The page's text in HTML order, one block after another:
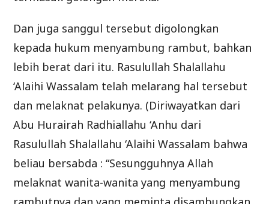
Dan juga sanggul tersebut digolongkan
kepada hukum menyambung rambut, bahkan
lebih berat dari itu. Rasulullah Shalallahu
‘Alaihi Wassalam telah melarang hal tersebut
dan melaknat pelakunya. (Diriwayatkan dari
Abu Hurairah Radhiallahu ‘Anhu dari
Rasulullah Shalallahu ‘Alaihi Wassalam bahwa
beliau bersabda : “Sesungguhnya Allah
melaknat wanita-wanita yang menyambung